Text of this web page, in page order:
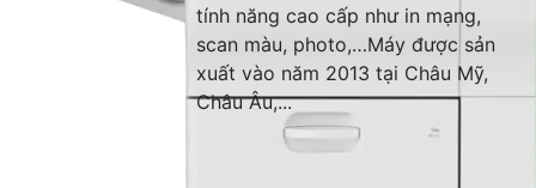
tính năng cao cấp như in mạng,
scan màu, photo,…Máy được sản
xuất vào năm 2013 tại Châu Mỹ,
Châu Âu,...